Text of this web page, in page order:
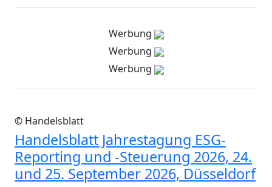
Werbung
Werbung
Werbung
© Handelsblatt
Handelsblatt Jahrestagung ESG-
Reporting und -Steuerung 2026, 24.
und 25. September 2026, Düsseldorf